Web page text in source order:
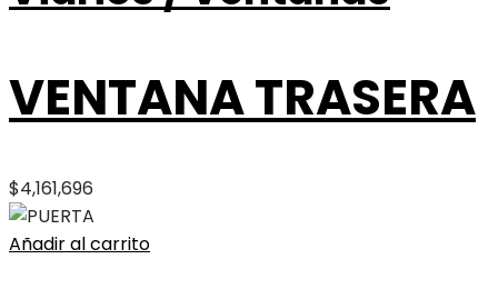
VENTANA TRASERA
$4,161,696
Añadir al carrito